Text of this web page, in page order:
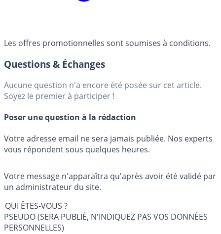
Les offres promotionnelles sont soumises à conditions.
Questions & Échanges
Aucune question n'a encore été posée sur cet article.
Soyez le premier à participer !
Poser une question à la rédaction
Votre adresse email ne sera jamais publiée. Nos experts
vous répondent sous quelques heures.
Votre message n'apparaîtra qu'après avoir été validé par
un administrateur du site.
QUI ÊTES-VOUS ?
PSEUDO (SERA PUBLIÉ, N'INDIQUEZ PAS VOS DONNÉES
PERSONNELLES)